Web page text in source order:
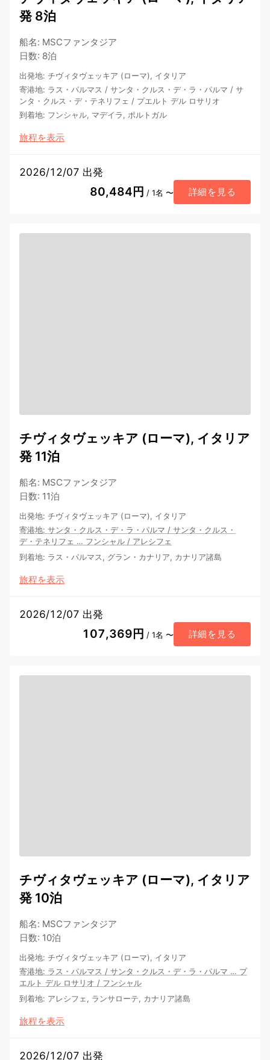
発 8泊
船名: MSCファンタジア
日数: 8泊
出発地: チヴィタヴェッキア (ローマ), イタリア
寄港地: ラス・パルマス / サンタ・クルス・デ・ラ・パルマ / サ
ンタ・クルス・デ・テネリフェ / プエルト デル ロサリオ
到着地: フンシャル, マデイラ, ポルトガル
旅程を表示
2026/12/07 出発
80,484円 / 1名 〜 詳細を見る
チヴィタヴェッキア (ローマ), イタリア
発 11泊
船名: MSCファンタジア
日数: 11泊
出発地: チヴィタヴェッキア (ローマ), イタリア
寄港地: サンタ・クルス・デ・ラ・パルマ / サンタ・クルス・
デ・テネリフェ … フンシャル / アレシフェ
到着地: ラス・パルマス, グラン・カナリア, カナリア諸島
旅程を表示
2026/12/07 出発
107,369円 / 1名 〜 詳細を見る
チヴィタヴェッキア (ローマ), イタリア
発 10泊
船名: MSCファンタジア
日数: 10泊
出発地: チヴィタヴェッキア (ローマ), イタリア
寄港地: ラス・パルマス / サンタ・クルス・デ・ラ・パルマ … プ
エルト デル ロサリオ / フンシャル
到着地: アレシフェ, ランサローテ, カナリア諸島
旅程を表示
2026/12/07 出発